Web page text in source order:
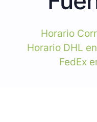
Horario
Horario DHL
FedEx